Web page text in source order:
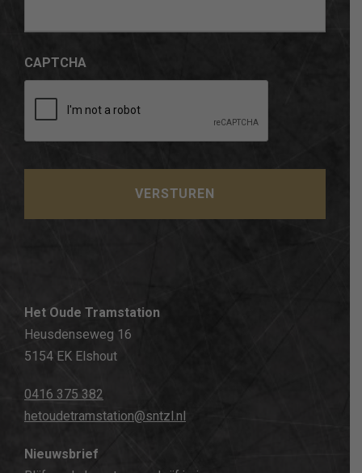
CAPTCHA
Het Oude Tramstation
Heusdenseweg 16
5154 EK Elshout
0416 375 382
hetoudetramstation@sntzl.nl
Nieuwsbrief